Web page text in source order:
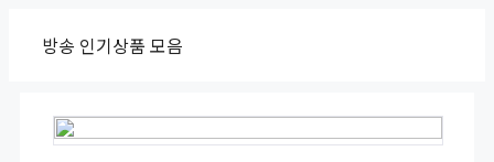
방송 인기상품 모음